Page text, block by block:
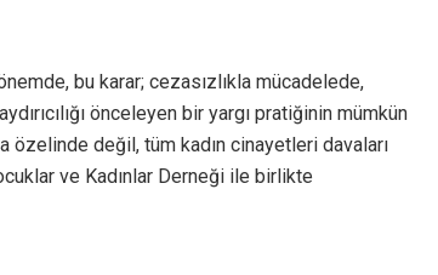
bu karar; cezasızlıkla mücadelede,
önceleyen bir yargı pratiğinin mümkün
özelinde değil, tüm kadın cinayetleri davaları
ve Kadınlar Derneği ile birlikte